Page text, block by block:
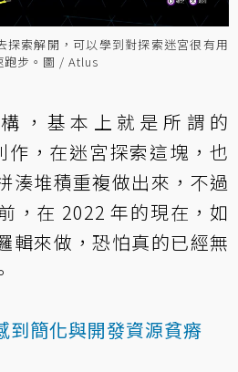
索解開，可以學到對探索迷宮很有用
跑步。圖 / Atlus
，基本上就是所謂的
作，在迷宮探索這塊，也
湊堆積重複做出來，不過
，在 2022 年的現在，如
輯來做，恐怕真的已經無
到簡化與開發資源貧瘠